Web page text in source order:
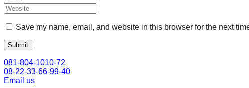
Save my name, email, and website in this browser for the next
081-804-1010-72
08-22-33-66-99-40
Email us